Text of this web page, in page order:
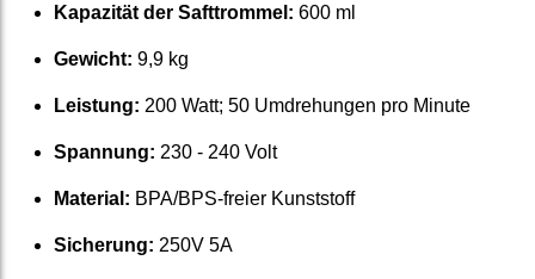
Kapazität der Saft­trommel: 600 ml
Gewicht: 9,9 kg
Leistung: 200 Watt; 50 Um­drehungen pro Minute
Spannung: 230 - 240 Volt
Material: BPA/BPS-freier Kunst­stoff
Sicherung: 250V 5A